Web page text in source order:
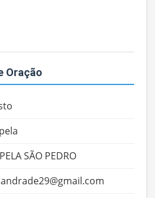
Oração
SÃO PEDRO